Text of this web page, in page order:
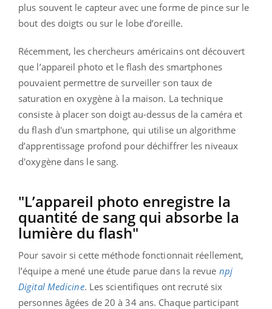
plus souvent le capteur avec une forme de pince sur le
bout des doigts ou sur le lobe d’oreille.
Récemment, les chercheurs américains ont découvert
que l’appareil photo et le flash des smartphones
pouvaient permettre de surveiller son taux de
saturation en oxygène à la maison. La technique
consiste à placer son doigt au-dessus de la caméra et
du flash d'un smartphone, qui utilise un algorithme
d’apprentissage profond pour déchiffrer les niveaux
d'oxygène dans le sang.
"L’appareil photo enregistre la
quantité de sang qui absorbe la
lumière du flash"
Pour savoir si cette méthode fonctionnait réellement,
l’équipe a mené une étude parue dans la revue npj
Digital Medicine. Les scientifiques ont recruté six
personnes âgées de 20 à 34 ans. Chaque participant